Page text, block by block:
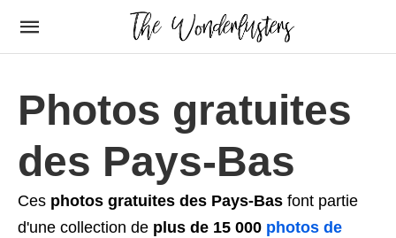
Photos gratuites
des Pays-Bas
Ces photos gratuites des Pays-Bas font partie
d'une collection de plus de 15 000 photos de